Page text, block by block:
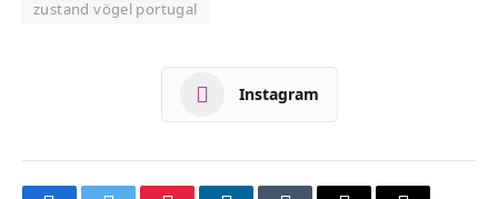
zustand vögel portugal
Instagram